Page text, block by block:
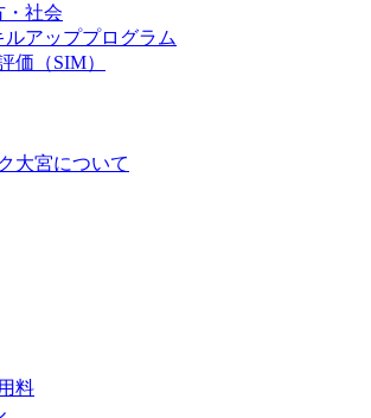
・社会
ルアッププログラム
価（SIM）
大宮について
料